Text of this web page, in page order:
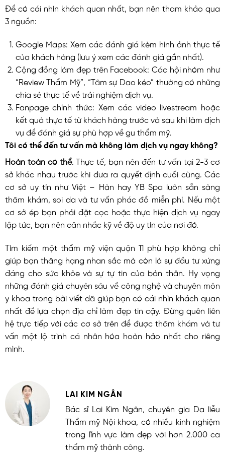
Để có cái nhìn khách quan nhất, bạn nên tham khảo qua
3 nguồn:
Google Maps: Xem các đánh giá kèm hình ảnh thực tế
của khách hàng (lưu ý xem các đánh giá gần nhất).
Cộng đồng làm đẹp trên Facebook: Các hội nhóm như
“Review Thẩm Mỹ”, “Tâm sự Dao kéo” thường có những
chia sẻ thực tế về trải nghiệm dịch vụ.
Fanpage chính thức: Xem các video livestream hoặc
kết quả thực tế từ khách hàng trước và sau khi làm dịch
vụ để đánh giá sự phù hợp về gu thẩm mỹ.
Tôi có thể đến tư vấn mà không làm dịch vụ ngay không?
Hoàn toàn có thể. Thực tế, bạn nên đến tư vấn tại 2-3 cơ
sở khác nhau trước khi đưa ra quyết định cuối cùng. Các
cơ sở uy tín như Việt – Hàn hay YB Spa luôn sẵn sàng
thăm khám, soi da và tư vấn phác đồ miễn phí. Nếu một
cơ sở ép bạn phải đặt cọc hoặc thực hiện dịch vụ ngay
lập tức, bạn nên cân nhắc kỹ về độ uy tín của nơi đó.
Tìm kiếm một thẩm mỹ viện quận 11 phù hợp không chỉ
giúp bạn thăng hạng nhan sắc mà còn là sự đầu tư xứng
đáng cho sức khỏe và sự tự tin của bản thân. Hy vọng
những đánh giá chuyên sâu về công nghệ và chuyên môn
y khoa trong bài viết đã giúp bạn có cái nhìn khách quan
nhất để lựa chọn địa chỉ làm đẹp tin cậy. Đừng quên liên
hệ trực tiếp với các cơ sở trên để được thăm khám và tư
vấn một lộ trình cá nhân hóa hoàn hảo nhất cho riêng
mình.
LAI KIM NGÂN
Bác sĩ Lai Kim Ngân, chuyên gia Da liễu
Thẩm mỹ Nội khoa, có nhiều kinh nghiệm
trong lĩnh vực làm đẹp với hơn 2.000 ca
thẩm mỹ thành công.